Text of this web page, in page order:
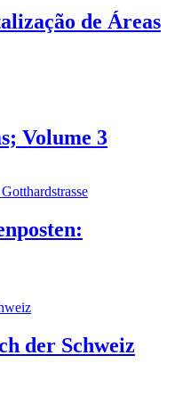
de Áreas
Volume 3
der Schweiz